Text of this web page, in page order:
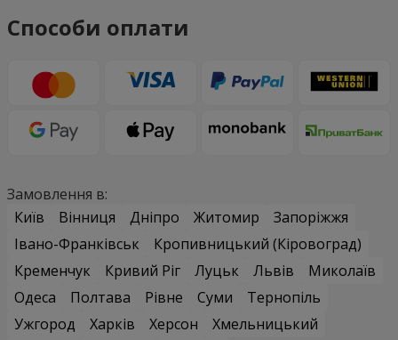
Способи оплати
Замовлення в:
Київ
Вінниця Дніпро Житомир
Запоріжжя
Івано-Франківськ
Кропивницький (Кіровоград)
Кременчук
Кривий Ріг Луцьк Львів
Миколаїв
Одеса
Полтава Рівне Суми
Тернопіль
Ужгород
Харків Херсон
Хмельницький